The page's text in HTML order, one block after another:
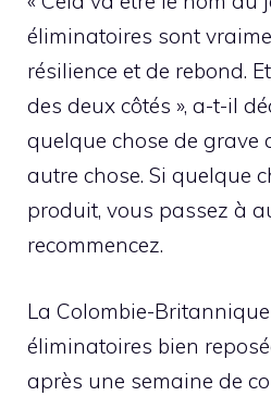
éliminatoires sont
résilience et de rebond.
des deux côtés », a-t-il
quelque chose de grave
autre chose. Si quelque
produit, vous passez à
recommencez.
La Colombie-
éliminatoires bien
après une semaine de